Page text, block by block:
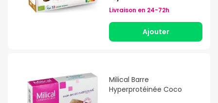
Livraison en 24-72h
Ajouter
Milical Barre
Hyperprotéinée Coco